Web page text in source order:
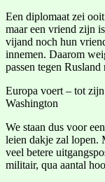
Een diplomaat zei
maar een vriend zijn
vijand noch hun
innemen. Daarom
passen tegen
Europa voert – tot
Washington
We staan dus voor
leien dakje zal lopen.
veel betere
militair, qua aantal